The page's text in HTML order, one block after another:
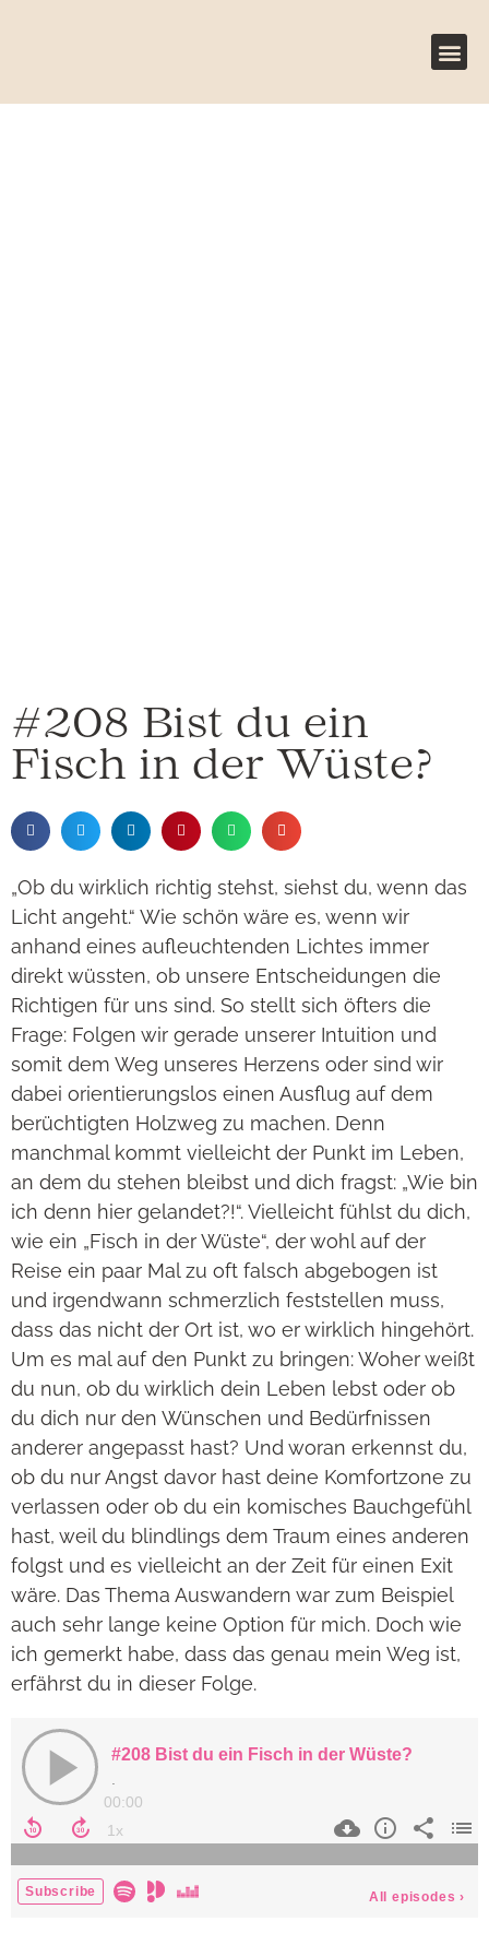
#208 Bist du ein
Fisch in der Wüste?
„Ob du wirklich richtig stehst, siehst du, wenn das
Licht angeht.“ Wie schön wäre es, wenn wir
anhand eines aufleuchtenden Lichtes immer
direkt wüssten, ob unsere Entscheidungen die
Richtigen für uns sind. So stellt sich öfters die
Frage: Folgen wir gerade unserer Intuition und
somit dem Weg unseres Herzens oder sind wir
dabei orientierungslos einen Ausflug auf dem
berüchtigten Holzweg zu machen. Denn
manchmal kommt vielleicht der Punkt im Leben,
an dem du stehen bleibst und dich fragst: „Wie bin
ich denn hier gelandet?!“. Vielleicht fühlst du dich,
wie ein „Fisch in der Wüste“, der wohl auf der
Reise ein paar Mal zu oft falsch abgebogen ist
und irgendwann schmerzlich feststellen muss,
dass das nicht der Ort ist, wo er wirklich hingehört.
Um es mal auf den Punkt zu bringen: Woher weißt
du nun, ob du wirklich dein Leben lebst oder ob
du dich nur den Wünschen und Bedürfnissen
anderer angepasst hast? Und woran erkennst du,
ob du nur Angst davor hast deine Komfortzone zu
verlassen oder ob du ein komisches Bauchgefühl
hast, weil du blindlings dem Traum eines anderen
folgst und es vielleicht an der Zeit für einen Exit
wäre. Das Thema Auswandern war zum Beispiel
auch sehr lange keine Option für mich. Doch wie
ich gemerkt habe, dass das genau mein Weg ist,
erfährst du in dieser Folge.